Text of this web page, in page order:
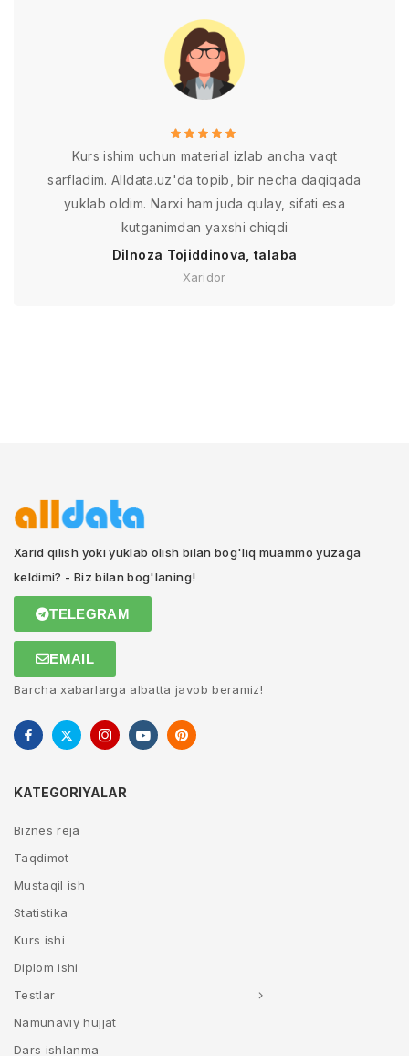
Kurs ishim uchun material izlab ancha vaqt
sarfladim. Alldata.uz'da topib, bir necha daqiqada
yuklab oldim. Narxi ham juda qulay, sifati esa
kutganimdan yaxshi chiqdi
Dilnoza Tojiddinova, talaba
Xaridor
Xarid qilish yoki yuklab olish bilan bog'liq muammo yuzaga
keldimi? - Biz bilan bog'laning!
TELEGRAM
EMAIL
Barcha xabarlarga albatta javob beramiz!
KATEGORIYALAR
Biznes reja
Taqdimot
Mustaqil ish
Statistika
Kurs ishi
Diplom ishi
Testlar
Namunaviy hujjat
Dars ishlanma